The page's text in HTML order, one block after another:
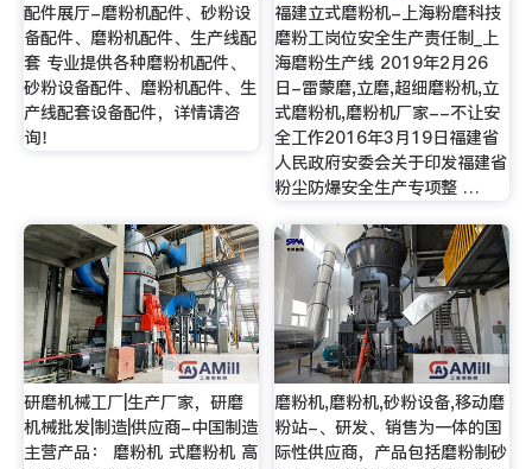
配件展厅-磨粉机配件、砂粉设
备配件、磨粉机配件、生产线配
套 专业提供各种磨粉机配件、
砂粉设备配件、磨粉机配件、生
产线配套设备配件，详情请咨
询！
福建立式磨粉机-上海粉磨科技
磨粉工岗位安全生产责任制_上
海磨粉生产线 2019年2月26
日-雷蒙磨,立磨,超细磨粉机,立
式磨粉机,磨粉机厂家--不让安
全工作2016年3月19日福建省
人民政府安委会关于印发福建省
粉尘防爆安全生产专项整 …
研磨机械工厂|生产厂家，研磨
机械批发|制造|供应商-中国制造
主营产品： 磨粉机 式磨粉机 高
磨粉机,磨粉机,砂粉设备,移动磨
粉站-、研发、销售为一体的国
际性供应商，产品包括磨粉制砂